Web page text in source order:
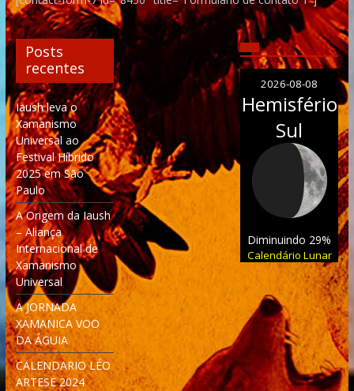
Posts
recentes
Iaush leva o
Xamanismo
Universal ao
Festival Híbrido
2025 em São
Paulo
A Origem da Iaush
– Aliança
Internacional de
Xamanismo
Universal
A JORNADA
XAMANICA VOO
DA ÁGUIA
CALENDARIO LÉO
ARTESE 2024
2026-08-08
Hemisfério
Sul
Diminuindo 29%
Calendário Lunar